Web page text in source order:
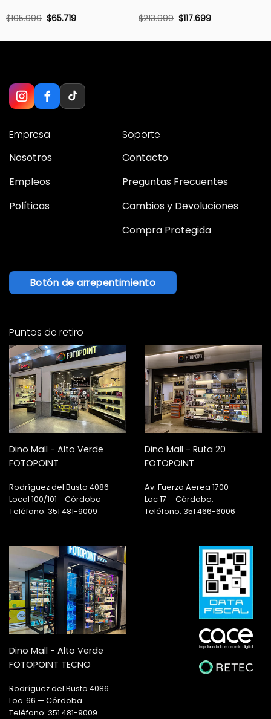
$105.999 $65.719 $213.999 $117.699
Empresa
Nosotros
Empleos
Políticas
Soporte
Contacto
Preguntas Frecuentes
Cambios y Devoluciones
Compra Protegida
Botón de arrepentimiento
Puntos de retiro
Dino Mall - Alto Verde
FOTOPOINT
Rodríguez del Busto 4086
Local 100/101 - Córdoba
Teléfono: 351 481-9009
Dino Mall - Ruta 20
FOTOPOINT
Av. Fuerza Aerea 1700
Loc 17 – Córdoba.
Teléfono: 351 466-6006
Dino Mall - Alto Verde
FOTOPOINT TECNO
Rodríguez del Busto 4086
Loc. 66 — Córdoba.
Teléfono: 351 481-9009